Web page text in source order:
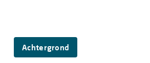
Achtergrond